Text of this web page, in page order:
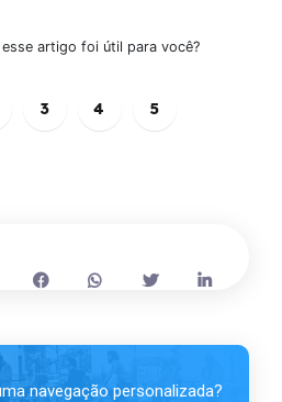
esse artigo foi útil para você?
3 4 5
navegação personalizada?